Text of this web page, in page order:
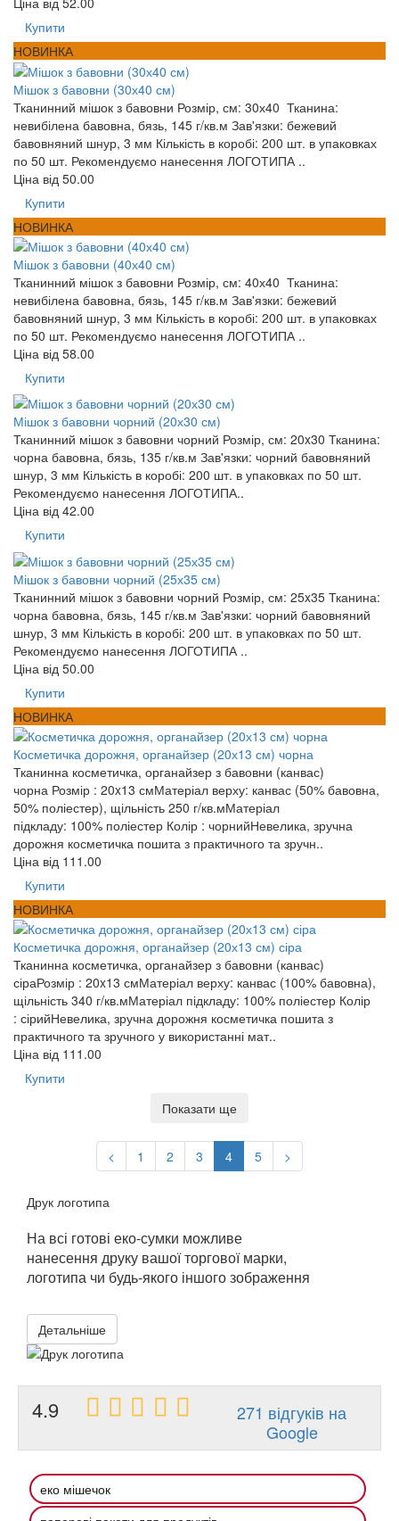
Купити
НОВИНКА
Мішок з бавовни (30х40 см)
Тканинний мішок з бавовни Розмір, см: 30х40 Тканина:
невибілена бавовна, бязь, 145 г/кв.м Зав'язки: бежевий
бавовняний шнур, 3 мм Кількість в коробі: 200 шт. в упаковках
по 50 шт. Рекомендуємо нанесення ЛОГОТИПА ..
Ціна від 50.00
Купити
НОВИНКА
Мішок з бавовни (40х40 см)
Тканинний мішок з бавовни Розмір, см: 40х40 Тканина:
невибілена бавовна, бязь, 145 г/кв.м Зав'язки: бежевий
бавовняний шнур, 3 мм Кількість в коробі: 200 шт. в упаковках
по 50 шт. Рекомендуємо нанесення ЛОГОТИПА ..
Ціна від 58.00
Купити
Мішок з бавовни чорний (20х30 см)
Тканинний мішок з бавовни чорний Розмір, см: 20x30 Тканина:
чорна бавовна, бязь, 135 г/кв.м Зав'язки: чорний бавовняний
шнур, 3 мм Кількість в коробі: 200 шт. в упаковках по 50 шт.
Рекомендуємо нанесення ЛОГОТИПА..
Ціна від 42.00
Купити
Мішок з бавовни чорний (25х35 см)
Тканинний мішок з бавовни чорний Розмір, см: 25x35 Тканина:
чорна бавовна, бязь, 145 г/кв.м Зав'язки: чорний бавовняний
шнур, 3 мм Кількість в коробі: 200 шт. в упаковках по 50 шт.
Рекомендуємо нанесення ЛОГОТИПА ..
Ціна від 50.00
Купити
НОВИНКА
Косметичка дорожня, органайзер (20х13 см) чорна
Тканинна косметичка, органайзер з бавовни (канвас)
чорна Розмір : 20x13 смМатеріал верху: канвас (50% бавовна,
50% поліестер), щільність 250 г/кв.мМатеріал
підкладу: 100% поліестер Колір : чорнийНевелика, зручна
дорожня косметичка пошита з практичного та зручн..
Ціна від 111.00
Купити
НОВИНКА
Косметичка дорожня, органайзер (20х13 см) сіра
Тканинна косметичка, органайзер з бавовни (канвас)
сіраРозмір : 20x13 смМатеріал верху: канвас (100% бавовна),
щільність 340 г/кв.мМатеріал підкладу: 100% поліестер Колір
: сірийНевелика, зручна дорожня косметичка пошита з
практичного та зручного у використанні мат..
Ціна від 111.00
Купити
Показати ще
< 1 2 3 4 5 >
Друк логотипа
На всі готові еко-сумки можливе
нанесення друку вашої торгової марки,
логотипа чи будь-якого іншого зображення
Детальніше
4.9
271 відгуків на
Google
еко мішечок